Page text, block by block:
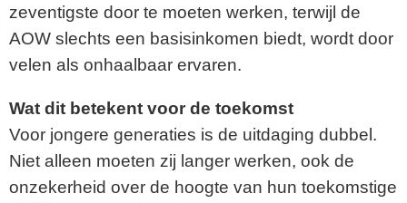
zeventigste door te moeten werken, terwijl de
AOW slechts een basisinkomen biedt, wordt door
velen als onhaalbaar ervaren.
Wat dit betekent voor de toekomst
Voor jongere generaties is de uitdaging dubbel.
Niet alleen moeten zij langer werken, ook de
onzekerheid over de hoogte van hun toekomstige